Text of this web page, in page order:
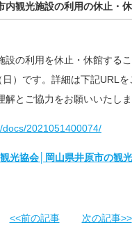
内観光施設の利用の休止・
の利用を休止・休館するこ
）です。詳細は下記URLを
とご協力をお願いいたしま
docs/2021051400074/
光協会│岡山県井原市の
<<前の記事 次の記事>>